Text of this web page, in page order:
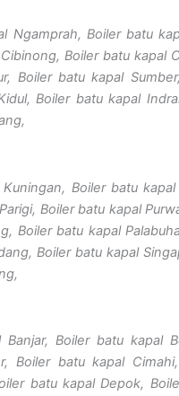
Ngamprah, Boiler batu
Boiler batu kapal
Boiler batu kapal
Boiler batu kapal
Boiler batu kapal
Boiler batu kapal
Boiler batu kapal
Boiler batu kapal
Banjar, Boiler batu kapal
Boiler batu kapal
batu kapal Depok,